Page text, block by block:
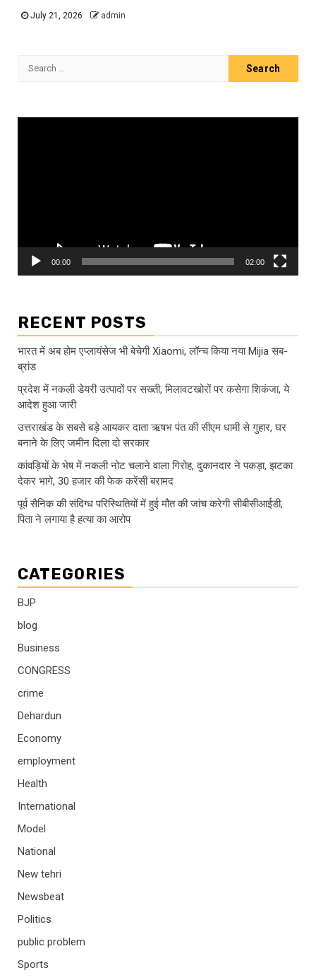
July 21, 2026 admin
Search
00:00 02:00
RECENT POSTS
भारत में अब होम एप्लायंसेज भी बेचेगी Xiaomi, लॉन्च किया नया Mijia सब-
ब्रांड
प्रदेश में नकली डेयरी उत्पादों पर सख्ती, मिलावटखोरों पर कसेगा शिकंजा, ये
आदेश हुआ जारी
उत्तराखंड के सबसे बड़े आयकर दाता ऋषभ पंत की सीएम धामी से गुहार, घर
बनाने के लिए जमीन दिला दो सरकार
कांवड़ियों के भेष में नकली नोट चलाने वाला गिरोह, दुकानदार ने पकड़ा, झटका
देकर भागे, 30 हजार की फेक करेंसी बरामद
पूर्व सैनिक की संदिग्ध परिस्थितियों में हुई मौत की जांच करेगी सीबीसीआईडी,
पिता ने लगाया है हत्या का आरोप
CATEGORIES
BJP
blog
Business
CONGRESS
crime
Dehardun
Economy
employment
Health
International
Model
National
New tehri
Newsbeat
Politics
public problem
Sports